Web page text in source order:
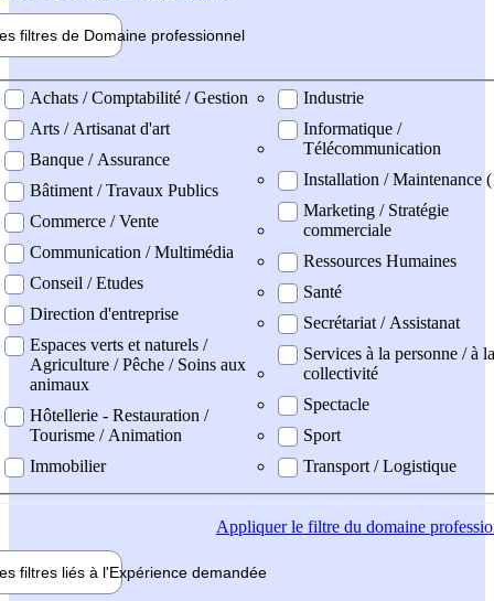
filtres de Domaine professionnel
professionel
Achats / Comptabilité / Gestion
Arts / Artisanat d'art
Banque / Assurance
Bâtiment / Travaux Publics
Commerce / Vente
Communication / Multimédia
Conseil / Etudes
Direction d'entreprise
Espaces verts et naturels /
Agriculture / Pêche / Soins aux
animaux
Hôtellerie - Restauration /
Tourisme / Animation
Immobilier
Industrie
Informatique /
Télécommunication
Installation / Maintenance
Marketing / Stratégie
commerciale
Ressources Humaines
Santé
Secrétariat / Assistanat
Services à la personne / à la
collectivité
Spectacle
Sport
Transport / Logistique
Appliquerle filtre du domaine
filtres liés à l'Expérience demandée